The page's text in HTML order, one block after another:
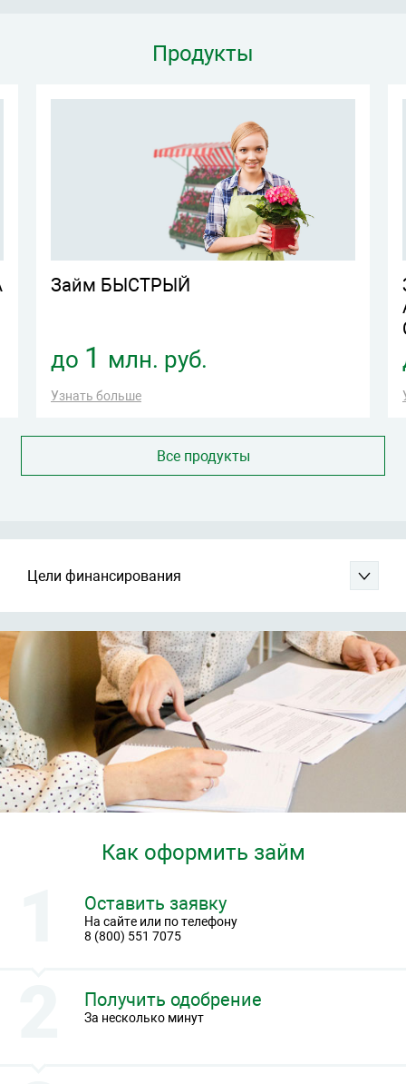
Продукты
Займ БЫСТРЫЙ
до 1 млн. руб.
Узнать больше
Все продукты
Цели финансирования
Как оформить займ
На сайте или по телефону
8 (800) 551 7075
Оставить заявку
За несколько минут
Получить одобрение